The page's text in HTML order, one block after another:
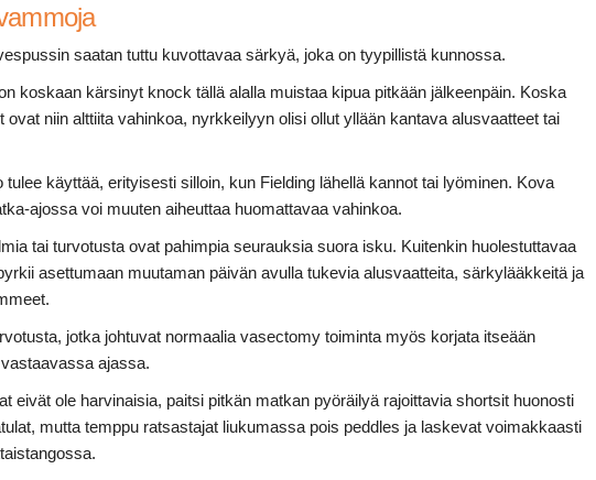
saatan tuttu kuvottavaa särkyä, joka on tyypillistä kunnossa.
koskaan kärsinyt knock tällä alalla muistaa kipua pitkään jälkeenpäin. Koska
ovat niin alttiita vahinkoa, nyrkkeilyyn olisi ollut yllään kantava alusvaatteet tai
tulee käyttää, erityisesti silloin, kun Fielding lähellä kannot tai lyöminen. Kova
ajossa voi muuten aiheuttaa huomattavaa vahinkoa.
tai turvotusta ovat pahimpia seurauksia suora isku. Kuitenkin huolestuttavaa
asettumaan muutaman päivän avulla tukevia alusvaatteita, särkylääkkeitä ja
jotka johtuvat normaalia vasectomy toiminta myös korjata itseään
ajassa.
eivät ole harvinaisia, paitsi pitkän matkan pyöräilyä rajoittavia shortsit huonosti
mutta temppu ratsastajat liukumassa pois peddles ja laskevat voimakkaasti